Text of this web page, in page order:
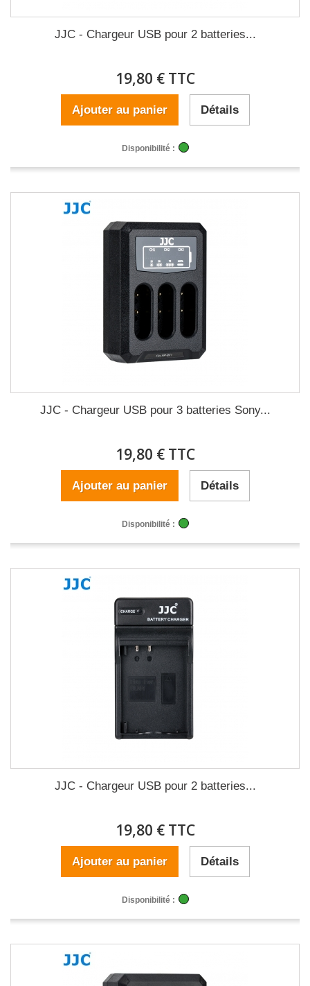
JJC - Chargeur USB pour 2 batteries...
19,80 € TTC
Ajouter au panier Détails
Disponibilité :
JJC - Chargeur USB pour 3 batteries Sony...
19,80 € TTC
Ajouter au panier Détails
Disponibilité :
JJC - Chargeur USB pour 2 batteries...
19,80 € TTC
Ajouter au panier Détails
Disponibilité :